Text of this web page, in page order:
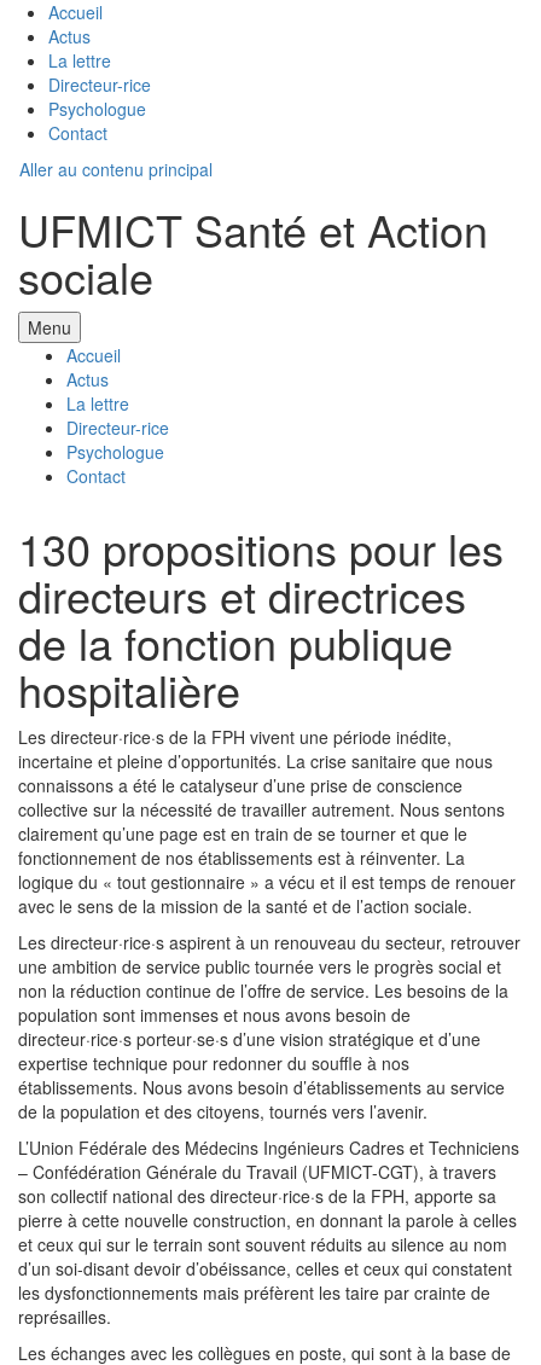
Accueil
Actus
La lettre
Directeur-rice
Psychologue
Contact
Aller au contenu principal
UFMICT Santé et Action
sociale
Menu
Accueil
Actus
La lettre
Directeur-rice
Psychologue
Contact
130 propositions pour les
directeurs et directrices
de la fonction publique
hospitalière
Les directeur·rice·s de la FPH vivent une période inédite,
incertaine et pleine d’opportunités. La crise sanitaire que nous
connaissons a été le catalyseur d’une prise de conscience
collective sur la nécessité de travailler autrement. Nous sentons
clairement qu’une page est en train de se tourner et que le
fonctionnement de nos éta­blissements est à réinventer. La
logique du « tout gestionnaire » a vécu et il est temps de renouer
avec le sens de la mission de la santé et de l’action sociale.
Les directeur·rice·s aspirent à un renouveau du secteur, retrouver
une ambition de service public tournée vers le progrès social et
non la réduction continue de l’offre de service. Les besoins de la
population sont immenses et nous avons besoin de
directeur·rice·s porteur·se·s d’une vision stratégique et d’une
expertise technique pour redonner du souffle à nos
établissements. Nous avons besoin d’établissements au service
de la population et des citoyens, tournés vers l’avenir.
L’Union Fédérale des Médecins Ingénieurs Cadres et Techniciens
– Confédération Générale du Travail (UFMICT-CGT), à travers
son collectif national des directeur·rice·s de la FPH, apporte sa
pierre à cette nouvelle construction, en donnant la parole à celles
et ceux qui sur le terrain sont souvent réduits au silence au nom
d’un soi-disant devoir d’obéissance, celles et ceux qui constatent
les dysfonctionnements mais préfèrent les taire par crainte de
représailles.
Les échanges avec les collègues en poste, qui sont à la base de